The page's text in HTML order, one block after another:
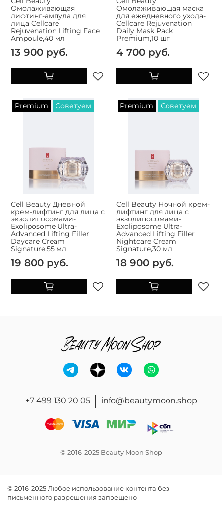
Омолаживающая
лифтинг-ампула для
лица Cellcare
Rejuvenation Lifting Face
Ampoule,40 мл
13 900 руб.
Омолаживающая маска
для ежедневного ухода-
Cellcare Rejuvenation
Daily Mask Pack
Premium,10 шт
4 700 руб.
Premium Советуем
Cell Beauty Дневной
крем-лифтинг для лица с
экзолипосомами-
Exoliposome Ultra-
Advanced Lifting Filler
Daycare Cream
Signature,55 мл
19 800 руб.
Premium Советуем
Cell Beauty Ночной крем-
лифтинг для лица с
экзолипосомами-
Exoliposome Ultra-
Advanced Lifting Filler
Nightcare Cream
Signature,30 мл
18 900 руб.
+7 499 130 20 05 info@beautymoon.shop
© 2016-2025 Beauty Moon Shop
© 2016-2025 Любое использование контента без
письменного разрешения запрещено